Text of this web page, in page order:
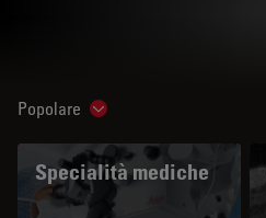
Popolare Show subnavigation
Specialità mediche